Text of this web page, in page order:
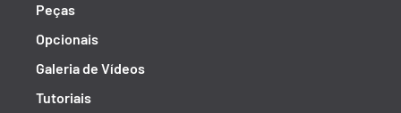
Peças
Opcionais
Galeria de Vídeos
Tutoriais